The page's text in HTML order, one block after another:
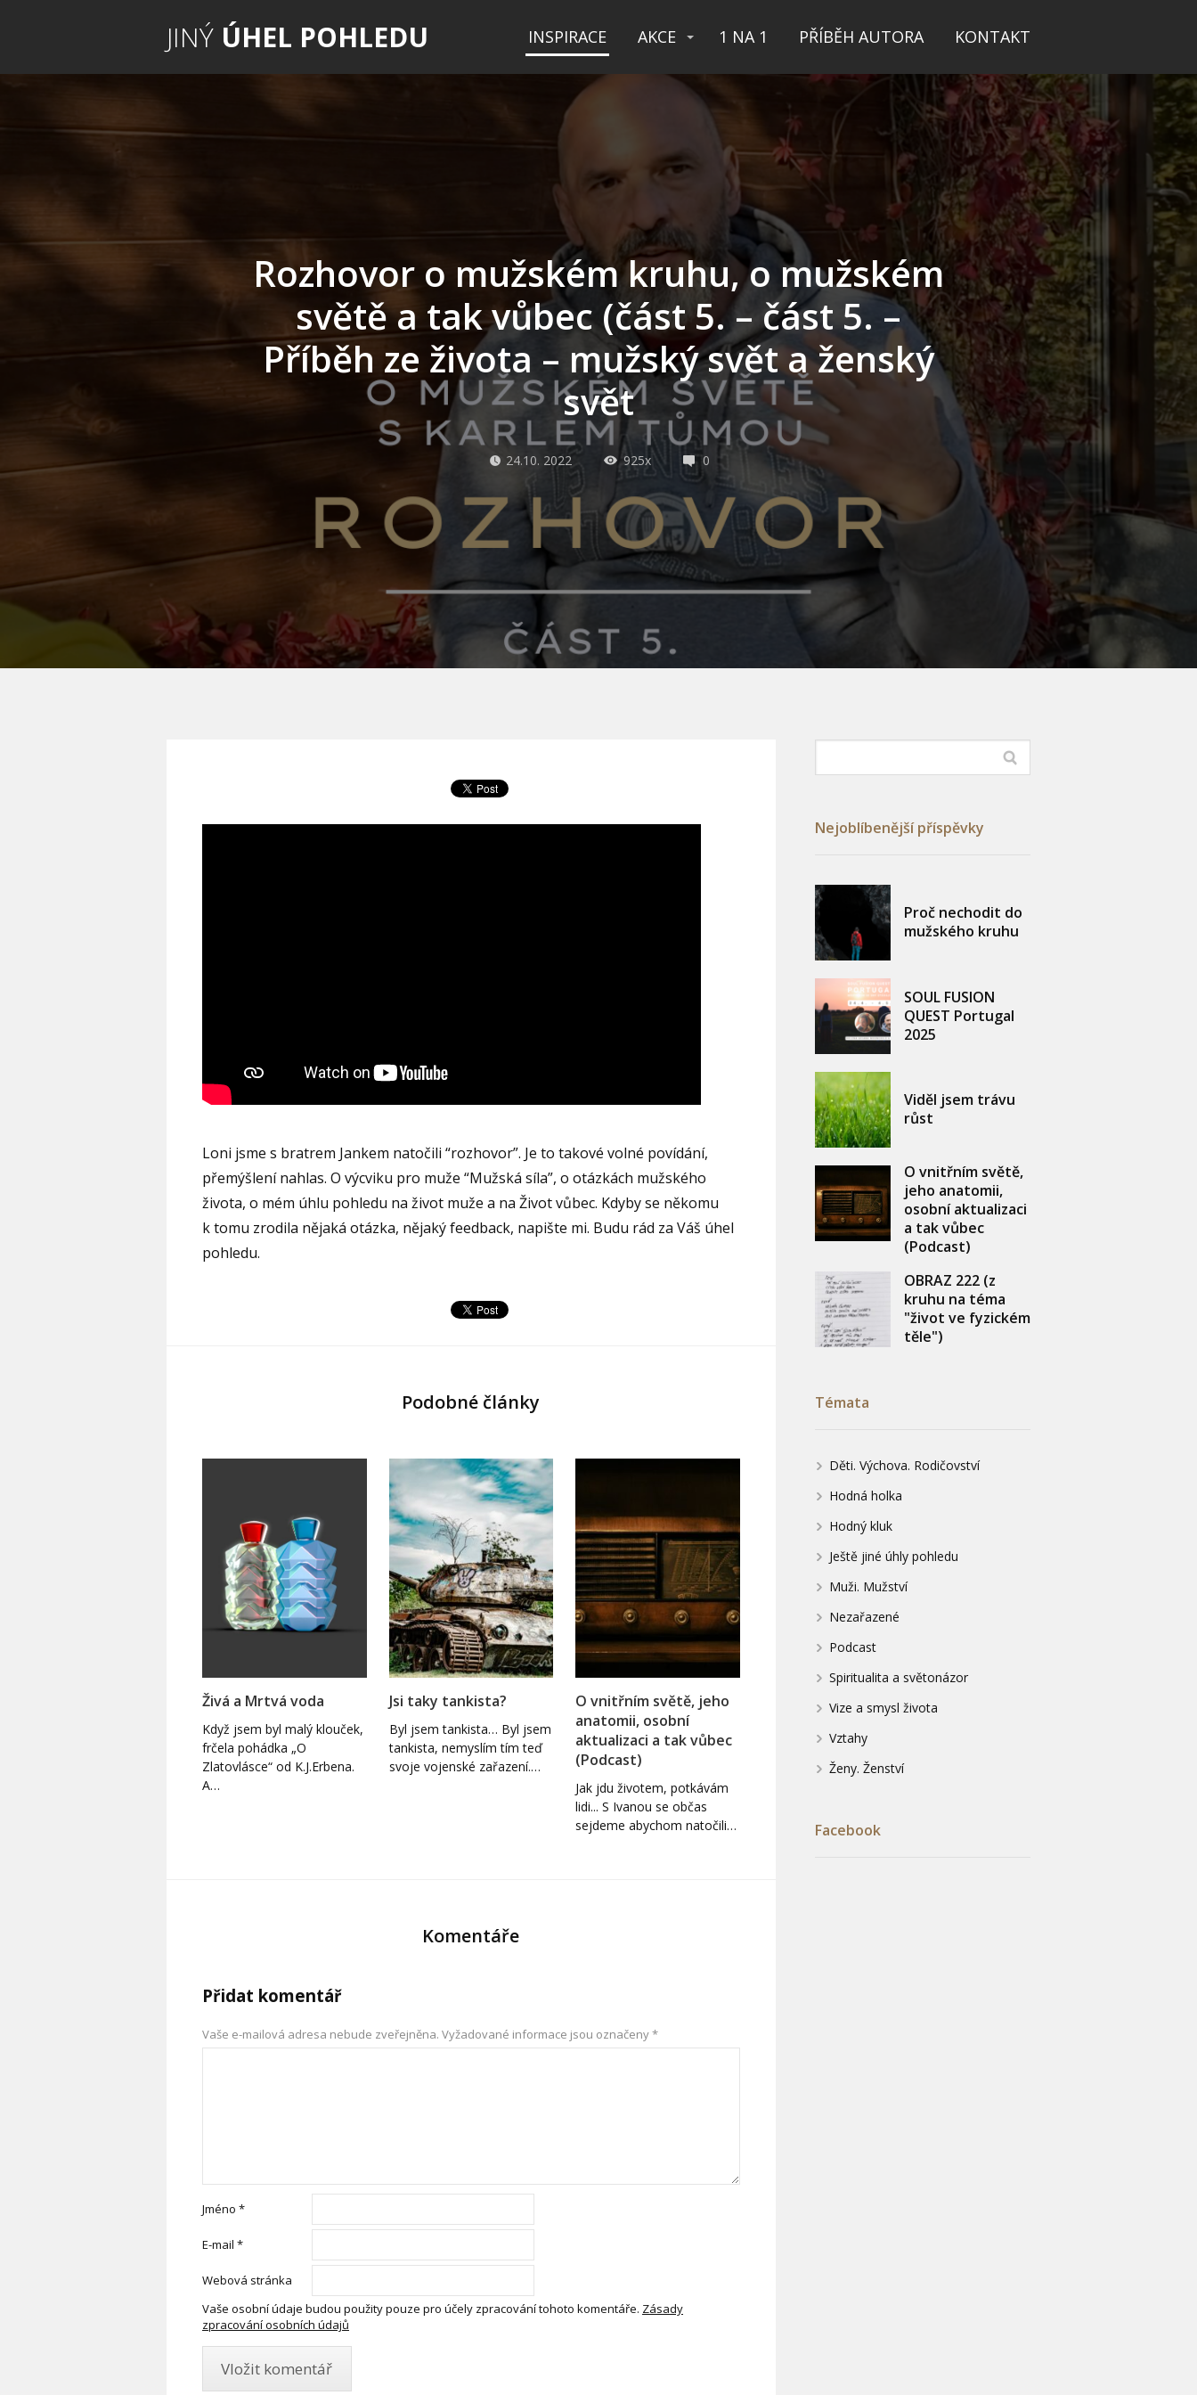
JINÝ ÚHEL POHLEDU INSPIRACE AKCE 1 NA 1 PŘÍBĚH AUTORA KONTAKT
Rozhovor o mužském kruhu, o mužském
světě a tak vůbec (část 5. – část 5. –
Příběh ze života – mužský svět a ženský
svět
24.10. 2022 925x 0
Loni jsme s bratrem Jankem natočili “rozhovor”. Je to takové volné povídání,
přemýšlení nahlas. O výcviku pro muže “Mužská síla”, o otázkách mužského
života, o mém úhlu pohledu na život muže a na Život vůbec. Kdyby se někomu
k tomu zrodila nějaká otázka, nějaký feedback, napište mi. Budu rád za Váš úhel
pohledu.
Podobné články
Živá a Mrtvá voda
Když jsem byl malý klouček,
frčela pohádka „O
Zlatovlásce“ od K.J.Erbena.
A…
Jsi taky tankista?
Byl jsem tankista… Byl jsem
tankista, nemyslím tím teď
svoje vojenské zařazení.…
O vnitřním světě, jeho
anatomii, osobní
aktualizaci a tak vůbec
(Podcast)
Jak jdu životem, potkávám
lidi... S Ivanou se občas
sejdeme abychom natočili…
Komentáře
Přidat komentář
Vaše e-mailová adresa nebude zveřejněna. Vyžadované informace jsou označeny*
Jméno *
E-mail *
Webová stránka
Vaše osobní údaje budou použity pouze pro účely zpracování tohoto komentáře. Zásady
zpracování osobních údajů
Nejoblíbenější příspěvky
Proč nechodit do
mužského kruhu
SOUL FUSION
QUEST Portugal
2025
Viděl jsem trávu
růst
O vnitřním světě,
jeho anatomii,
osobní aktualizaci
a tak vůbec
(Podcast)
OBRAZ 222 (z
kruhu na téma
"život ve fyzickém
těle")
Témata
Děti. Výchova. Rodičovství
Hodná holka
Hodný kluk
Ještě jiné úhly pohledu
Muži. Mužství
Nezařazené
Podcast
Spiritualita a světonázor
Vize a smysl života
Vztahy
Ženy. Ženství
Facebook